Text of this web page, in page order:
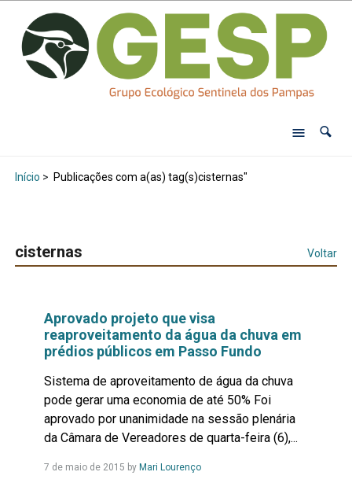
Início > Publicações com a(as) tag(s)cisternas"
cisternas Voltar
Aprovado projeto que visa
reaproveitamento da água da chuva em
prédios públicos em Passo Fundo
Sistema de aproveitamento de água da chuva
pode gerar uma economia de até 50% Foi
aprovado por unanimidade na sessão plenária
da Câmara de Vereadores de quarta-feira (6),...
7 de maio de 2015 by Mari LourençoLeia